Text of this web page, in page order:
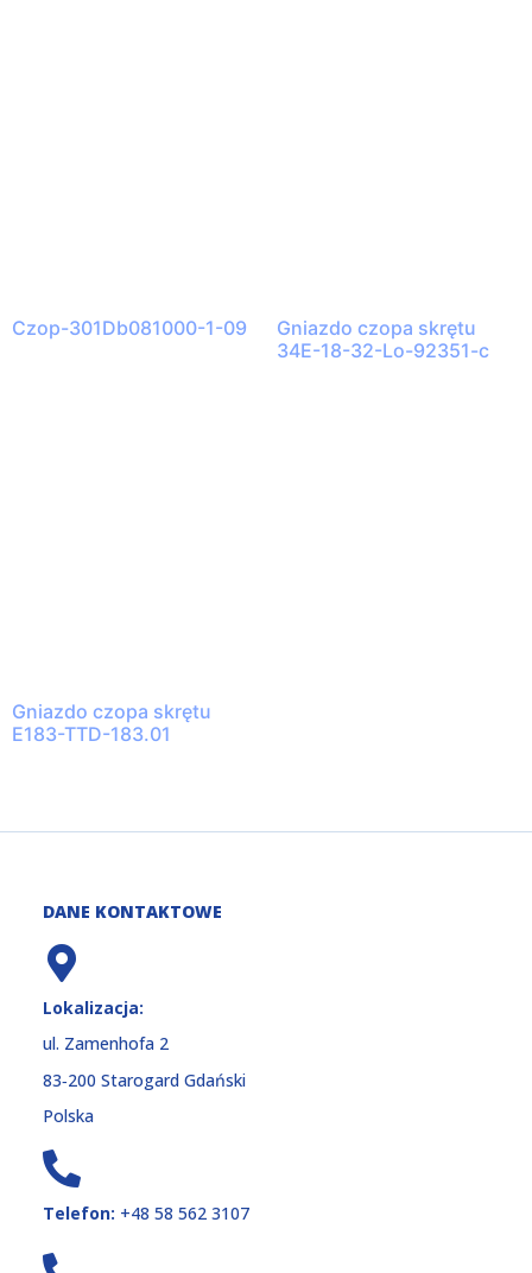
Czop-301Db081000-1-09
Gniazdo czopa skrętu
34E-18-32-Lo-92351-c
Gniazdo czopa skrętu
E183-TTD-183.01
DANE KONTAKTOWE
Lokalizacja:
ul. Zamenhofa 2
83‑200 Starogard Gdański
Polska
Telefon: +48 58 562 3107